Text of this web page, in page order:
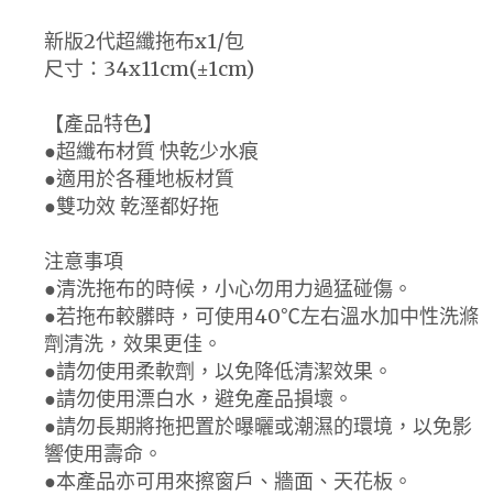
新版2代超纖拖布x1/包
尺寸：34x11cm(±1cm)
【產品特色】
●超纖布材質 快乾少水痕
●適用於各種地板材質
●雙功效 乾溼都好拖
注意事項
●清洗拖布的時候，小心勿用力過猛碰傷。
●若拖布較髒時，可使用40℃左右溫水加中性洗滌
劑清洗，效果更佳。
●請勿使用柔軟劑，以免降低清潔效果。
●請勿使用漂白水，避免產品損壞。
●請勿長期將拖把置於曝曬或潮濕的環境，以免影
響使用壽命。
●本產品亦可用來擦窗戶、牆面、天花板。